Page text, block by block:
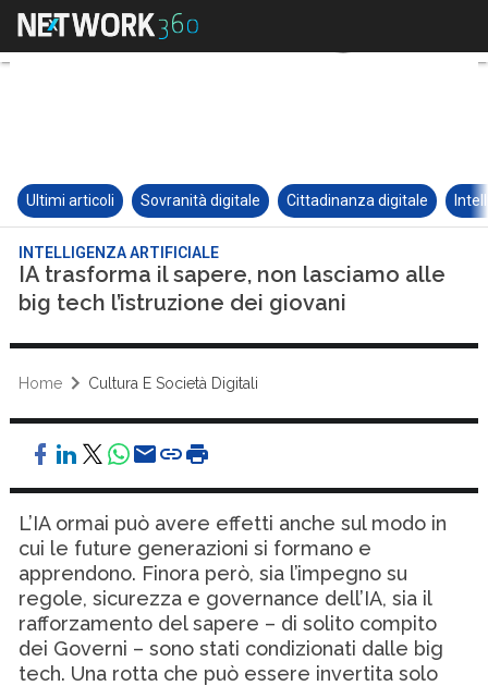
Ultimi articoli Sovranità digitale Cittadinanza digitale
INTELLIGENZA ARTIFICIALE
IA trasforma il sapere, non lasciamo alle
big tech l’istruzione dei giovani
Home Cultura E Società Digitali
L’IA ormai può avere effetti anche sul modo in
cui le future generazioni si formano e
apprendono. Finora però, sia l’impegno su
regole, sicurezza e governance dell’IA, sia il
rafforzamento del sapere – di solito compito
dei Governi – sono stati condizionati dalle big
tech. Una rotta che può essere invertita solo